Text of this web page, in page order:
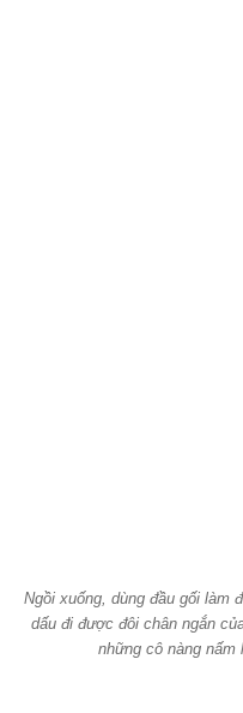
Ngồi xuống, dùng đầu gối làm
dấu đi được đôi chân ngắn
những cô nàng nấm